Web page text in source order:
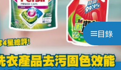
目錄